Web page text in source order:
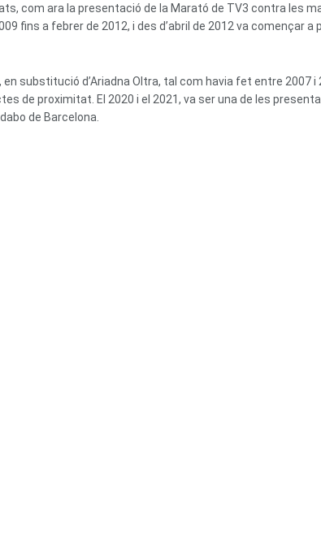
com ara la presentació de la Marató de TV3 contra les
fins a febrer de 2012, i des d’abril de 2012 va començar
substitució d’Ariadna Oltra, tal com havia fet entre
de proximitat. El 2020 i el 2021, va ser una de les
de Barcelona.